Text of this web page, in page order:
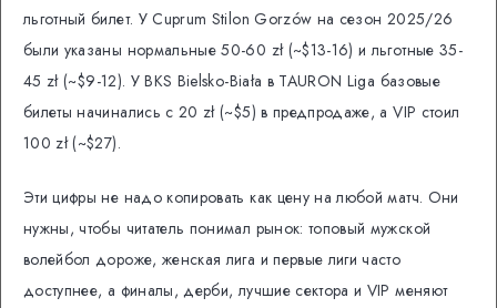
льготный билет. У Cuprum Stilon Gorzów на сезон 2025/26
были указаны нормальные 50-60 zł (~$13-16) и льготные 35-
45 zł (~$9-12). У BKS Bielsko-Biała в TAURON Liga базовые
билеты начинались с 20 zł (~$5) в предпродаже, а VIP стоил
100 zł (~$27).
Эти цифры не надо копировать как цену на любой матч. Они
нужны, чтобы читатель понимал рынок: топовый мужской
волейбол дороже, женская лига и первые лиги часто
доступнее, а финалы, дерби, лучшие сектора и VIP меняют